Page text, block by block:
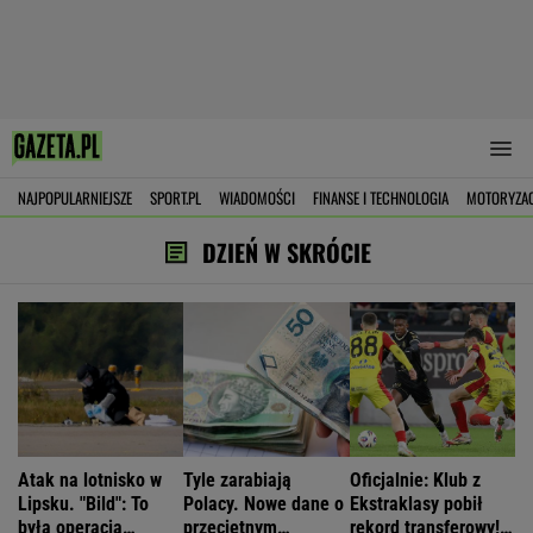
NAJPOPULARNIEJSZE SPORT.PL WIADOMOŚCI FINANSE I TECHNOLOGIA
DZIEŃ W SKRÓCIE
Atak na lotnisko w
Lipsku. "Bild": To
była operacja
Tyle zarabiają
Polacy. Nowe dane o
przeciętnym
Oficjalnie: Klub z
Ekstraklasy pobił
rekord transferowy!